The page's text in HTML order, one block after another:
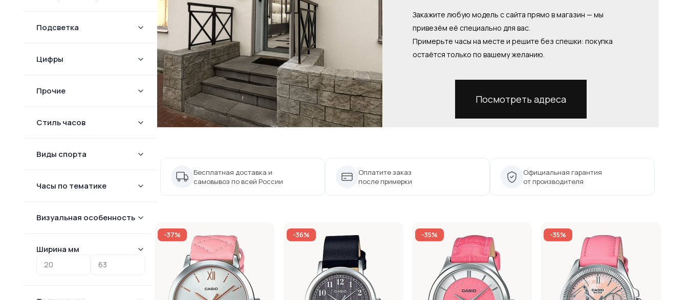
Подсветка
Цифры
Прочие
Стиль часов
Виды спорта
Часы по тематике
Визуальная особенность
Ширина мм
Закажите любую модель с сайта прямо в магазин — мы
привезём её специально для вас.
Примерьте часы на месте и решите без спешки: покупка
остаётся только по вашему желанию.
Посмотреть адреса
Бесплатная доставка и
самовывоз по всей России
Оплатите заказ
после примерки
Официальная гарантия
от производителя
-37% -36% -35% -35%